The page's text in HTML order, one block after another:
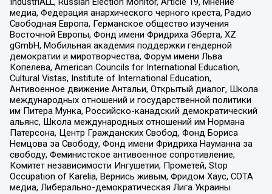
медиа, Федерация анархического черного креста, Радио
Свободная Европа, Германское общество изучения
Восточной Европы, Фонд имени Фридриха Эберта, XZ
gGmbH, Мобильная академия поддержки гендерной
демократии и миротворчества, Форум имени Льва
Копелева, American Councils for International Education,
Cultural Vistas, Institute of International Education,
Антивоенное движение Антальи, Открытый диалог, Школа
международных отношений и государственной политики
им Питера Мунка, Российско-канадский демократический
альянс, Школа международных отношений им Нормана
Патерсона, Центр Гражданских Свобод, Фонд Бориса
Немцова за Свободу, Фонд имени Фридриха Науманна за
свободу, Феминистское антивоенное сопротивление,
Комитет независимости Ингушетии, Прометей, Stop
Occupation of Karelia, Вернись живым, Фридом Хаус, СОТА
медиа, Либерально-демократическая Лига Украины